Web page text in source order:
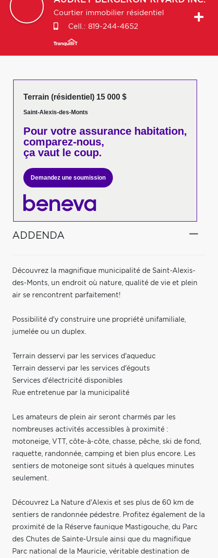
Courtier immobilier résidentiel
Cell.: 819-244-4652
Terrain (résidentiel) 15 000 $
Saint-Alexis-des-Monts
Pour votreassurance habitation,
comparez-nous,
ça vaut le coup.
Demandez une soumission
ADDENDA
Découvrez la magnifique municipalité de Saint-Alexis-
des-Monts, un endroit où nature, qualité de vie et plein
air se rencontrent parfaitement!
Possibilité d'y construire une propriété unifamiliale,
jumelée ou un duplex.
Terrain desservi par les services d'aqueduc
Terrain desservi par les services d'égouts
Services d'électricité disponibles
Rue entretenue par la municipalité
Les amateurs de plein air seront charmés par les
nombreuses activités accessibles à proximité :
motoneige, VTT, côte-à-côte, chasse, pêche, ski de fond,
raquette, randonnée, camping et bien plus encore. Les
sentiers de motoneige sont situés à quelques minutes
seulement.
Découvrez La Nature d'Alexis et ses plus de 60 km de
sentiers de randonnée pédestre. Profitez également de la
proximité de la Réserve faunique Mastigouche, du Parc
des Chutes de Sainte-Ursule ainsi que du magnifique
Parc national de la Mauricie, véritable destination de